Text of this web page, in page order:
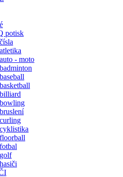
potisk
- moto